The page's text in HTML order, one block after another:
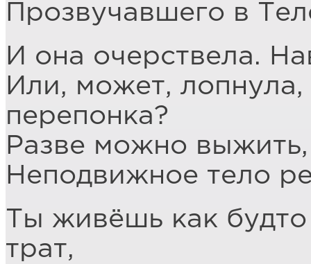
Прозвучавшего в
И она очерствела.
Или, может, лопнула,
перепонка?
Разве можно
Неподвижное тело
Ты живёшь как
трат,